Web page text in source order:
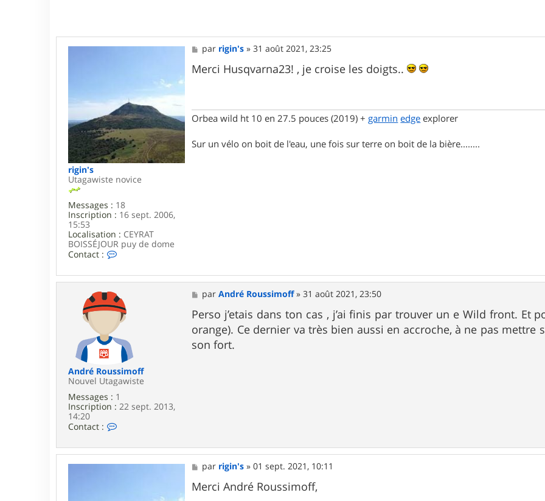
n
a
2
3
!
rigin's
Utagawiste novice
Messages : 18
Inscription : 16 sept. 2006,
15:53
Localisation : CEYRAT
BOISSÉJOUR puy de dome
Contact :
C
t
c
t
e
r
g
i
n
s
M
e
s
s
par rigin's »31 août 2021, 23:25
Merci Husqvarna23! , je croise les doigts..
Orbea wild ht 10 en 27.5 pouces (2019) + garmin edge explorer
Sur un vélo on boit de l'eau, une fois sur terre on boit de la bière........
André Roussimoff
Nouvel Utagawiste
Messages : 1
Inscription : 22 sept. 2013,
14:20
Contact :
t
a
M
e
s
s
a
g
e
parAndré Roussimoff»31 août 2021, 23:50
Perso j’etais dans ton cas , j’ai finis par trouver un e Wild front. Et
orange). Ce dernier va très bien aussi en accroche, à ne pas mettre
son fort.
M
e
s
s
par rigin's »01 sept. 2021, 10:11
Merci André Roussimoff,